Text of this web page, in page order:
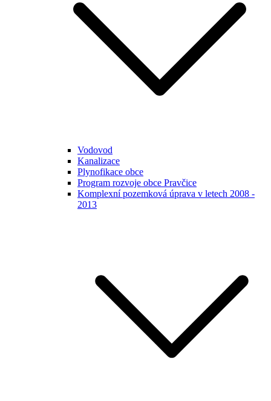
Vodovod
Kanalizace
Plynofikace obce
Program rozvoje obce Pravčice
Komplexní pozemková úprava v letech 2008 -
2013